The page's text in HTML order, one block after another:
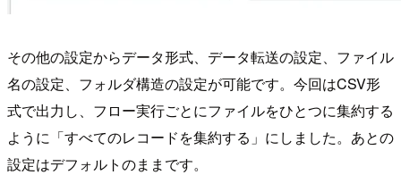
その他の設定からデータ形式、データ転送の設定、ファイル
名の設定、フォルダ構造の設定が可能です。今回はCSV形
式で出力し、フロー実行ごとにファイルをひとつに集約する
ように「すべてのレコードを集約する」にしました。あとの
設定はデフォルトのままです。